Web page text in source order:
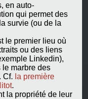
en auto-
qui permet des
survie (ou de la
le premier lieu où
ou des liens
Linkedin),
marbre des
Cf. la première
.
la propriété de leur